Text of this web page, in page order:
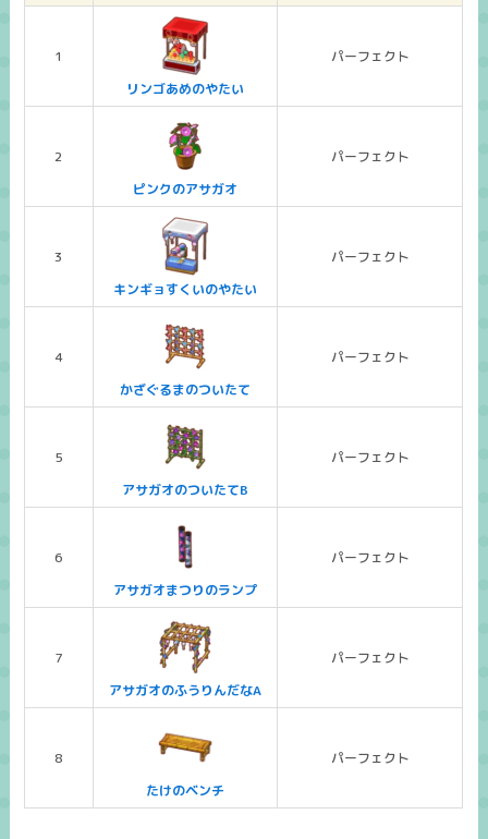
1
リンゴあめのやたい
パーフェクト
2
ピンクのアサガオ
パーフェクト
3
キンギョすくいのやたい
パーフェクト
4
かざぐるまのついたて
パーフェクト
5
アサガオのついたてB
パーフェクト
6
アサガオまつりのランプ
パーフェクト
7
アサガオのふうりんだなA
パーフェクト
8
たけのベンチ
パーフェクト